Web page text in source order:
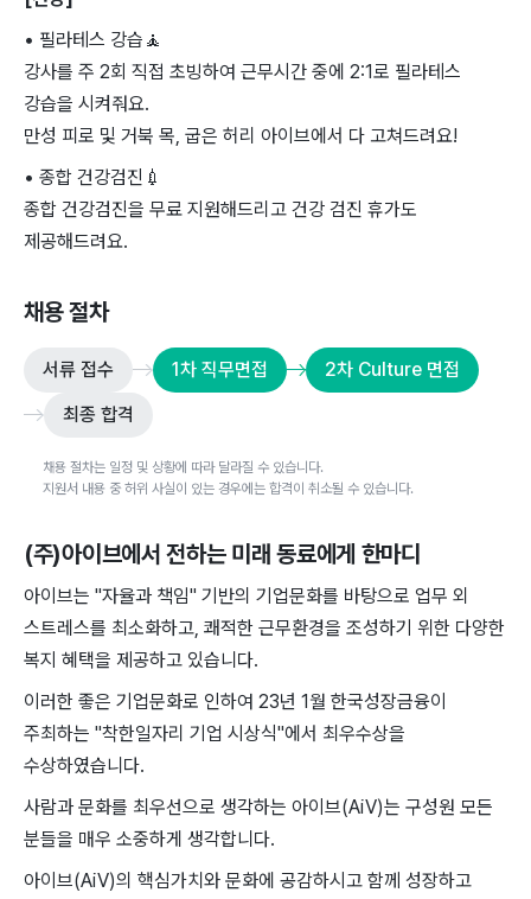
• 필라테스 강습 🧘
강사를 주 2회 직접 초빙하여 근무시간 중에 2:1로 필라테스
강습을 시켜줘요.
만성 피로 및 거북 목, 굽은 허리 아이브에서 다 고쳐드려요!
• 종합 건강검진 💉
종합 건강검진을 무료 지원해드리고 건강 검진 휴가도
제공해드려요.
채용 절차
서류 접수 1차 직무면접
2차 Culture 면접
최종 합격
채용 절차는 일정 및 상황에 따라 달라질 수 있습니다.
지원서 내용 중 허위 사실이 있는 경우에는 합격이 취소될 수 있습니다.
(주)아이브에서 전하는 미래 동료에게 한마디
아이브는 "자율과 책임" 기반의 기업문화를 바탕으로 업무 외
스트레스를 최소화하고, 쾌적한 근무환경을 조성하기 위한 다양한
복지 혜택을 제공하고 있습니다.
이러한 좋은 기업문화로 인하여 23년 1월 한국성장금융이
주최하는 "착한일자리 기업 시상식"에서 최우수상을
수상하였습니다.
사람과 문화를 최우선으로 생각하는 아이브(AiV)는 구성원 모든
분들을 매우 소중하게 생각합니다.
아이브(AiV)의 핵심가치와 문화에 공감하시고 함께 성장하고